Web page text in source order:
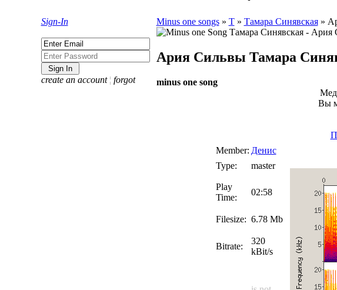
Sign-In
create an account ¦ forgot
Minus one songs» Т» Тамара Синявская»
Ария Сильвы Тамара
minus one song
Вы
Member: Денис
Type:
master
Play
Time:
02:58
Filesize: 6.78 Mb
Bitrate:
320
kBit/s